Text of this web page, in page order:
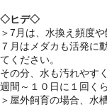
◇ヒデ◇
＞7月は、水換え頻度
７月はメダカも活発に
てください。
その分、水も汚れやす
週間～１０日に１回く
＞屋外飼育の場合、水